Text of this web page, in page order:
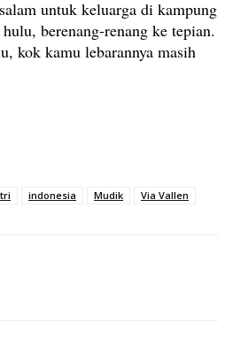
untuk keluarga di kampung
berenang-renang ke tepian.
kok kamu lebarannya masih
indonesia Mudik Via Vallen